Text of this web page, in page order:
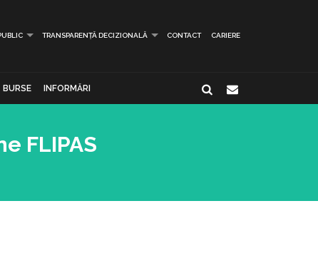
TRANSPARENȚĂ DECIZIONALĂ CONTACT CARIERE
BURSE INFORMĂRI
FLIPAS